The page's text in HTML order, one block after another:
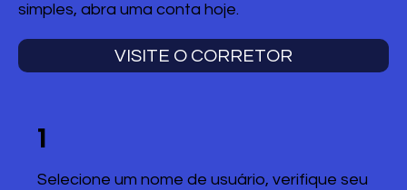
simples, abra uma conta hoje.
VISITE O CORRETOR
1
Selecione um nome de usuário, verifique seu